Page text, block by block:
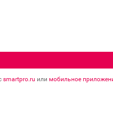
smartpro.ru или мобильное